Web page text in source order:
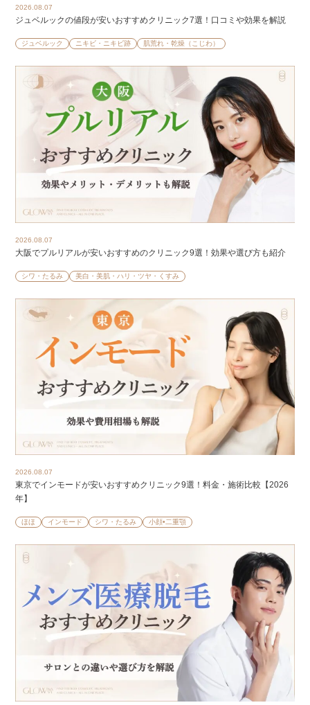
2026.08.07
ジュベルックの値段が安いおすすめクリニック7選！口コミや効果を解説
ジュベルック ニキビ・ニキビ跡 肌荒れ・乾燥（こじわ）
2026.08.07
大阪でプルリアルが安いおすすめのクリニック9選！効果や選び方も紹介
シワ・たるみ 美白・美肌・ハリ・ツヤ・くすみ
2026.08.07
東京でインモードが安いおすすめクリニック9選！料金・施術比較【2026
年】
ほほ インモード シワ・たるみ 小顔•二重顎